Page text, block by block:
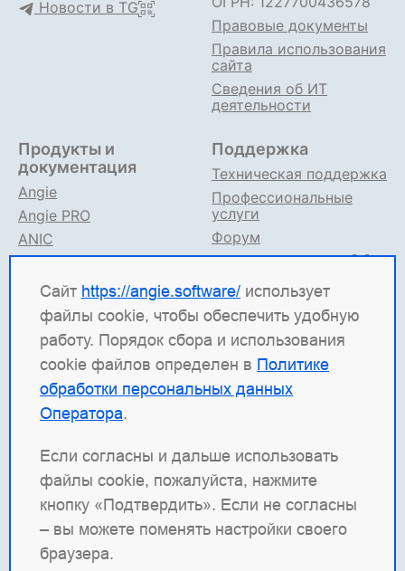
Сайт https://angie.software/ использует
файлы cookie, чтобы обеспечить удобную
работу. Порядок сбора и использования
cookie файлов определен в Политике
обработки персональных данных
Оператора.
Если согласны и дальше использовать
файлы cookie, пожалуйста, нажмите
кнопку «Подтвердить». Если не согласны
– вы можете поменять настройки своего
браузера.
Новости в TG
Правовые документы
Правила использования
сайта
Сведения об ИТ
деятельности
Продукты и
документация
Angie
Angie PRO
ANIC
Angie ADC
Документация
Поддержка
Техническая поддержка
Профессиональные
услуги
Форум
Поддержка в TG
Angie Software(ООО "Веб-Сервер") — российская
ИТ-компания, которая развивает решения для
высоконагруженных систем. Среди наших
продуктов: система балансировки
(контроллер доставки приложений), веб-сервер
Angie PROиAngie Ingress Controller(ANIC) —
решение для управления трафиком
контейнеризированных приложений в Kubernetes.
Наша отдельная гордость — веб-сервер с
открытым кодом